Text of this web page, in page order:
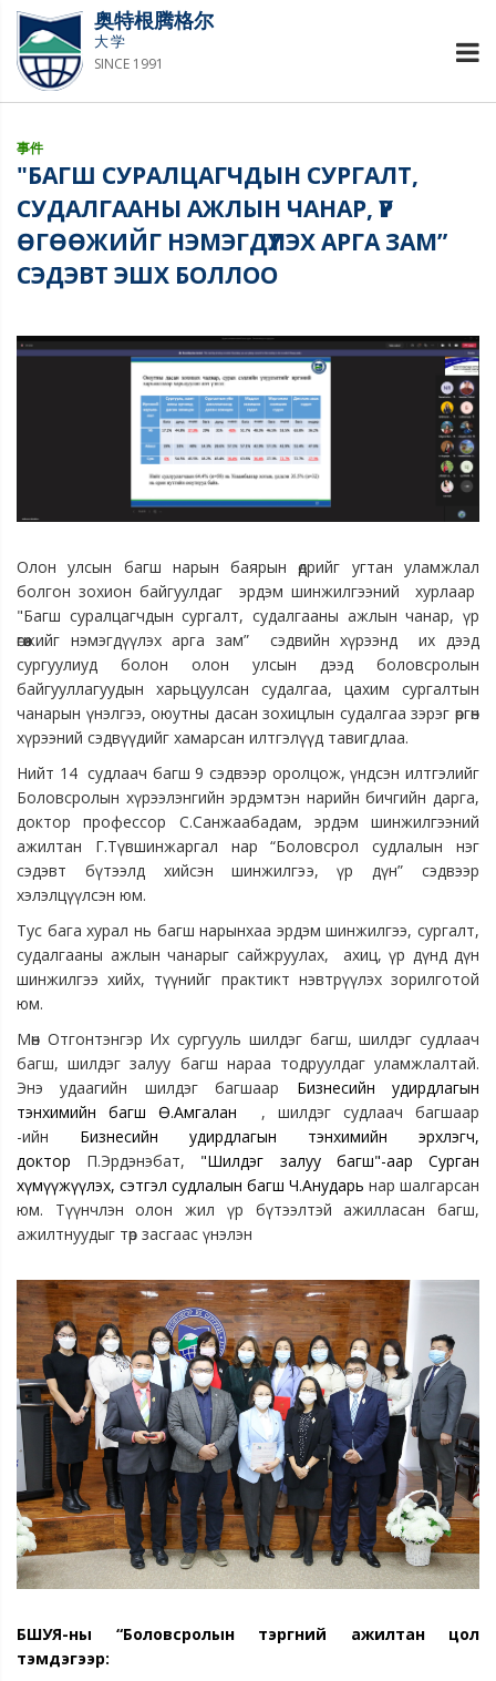
奥特根腾格尔
大学
SINCE 1991
事件
"БАГШ СУРАЛЦАГЧДЫН СУРГАЛТ,
СУДАЛГААНЫ АЖЛЫН ЧАНАР, ҮР
ӨГӨӨЖИЙГ НЭМЭГДҮҮЛЭХ АРГА ЗАМ”
СЭДЭВТ ЭШХ БОЛЛОО
Олон улсын багш нарын баярын өдрийг угтан уламжлал
болгон зохион байгуулдаг эрдэм шинжилгээний хурлаар
"Багш суралцагчдын сургалт, судалгааны ажлын чанар, үр
өгөөжийг нэмэгдүүлэх арга зам” сэдвийн хүрээнд их дээд
сургуулиуд болон олон улсын дээд боловсролын
байгууллагуудын харьцуулсан судалгаа, цахим сургалтын
чанарын үнэлгээ, оюутны дасан зохицлын судалгаа зэрэг өргөн
хүрээний сэдвүүдийг хамарсан илтгэлүүд тавигдлаа.
Нийт 14 судлаач багш 9 сэдвээр оролцож, үндсэн илтгэлийг
Боловсролын хүрээлэнгийн эрдэмтэн нарийн бичгийн дарга,
доктор профессор С.Санжаабадам, эрдэм шинжилгээний
ажилтан Г.Түвшинжаргал нар “Боловсрол судлалын нэг
сэдэвт бүтээлд хийсэн шинжилгээ, үр дүн” сэдвээр
хэлэлцүүлсэн юм.
Тус бага хурал нь багш нарынхаа эрдэм шинжилгээ, сургалт,
судалгааны ажлын чанарыг сайжруулах, ахиц, үр дүнд дүн
шинжилгээ хийх, түүнийг практикт нэвтрүүлэх зорилготой
юм.
Мөн Отгонтэнгэр Их сургууль шилдэг багш, шилдэг судлаач
багш, шилдэг залуу багш нараа тодруулдаг уламжлалтай.
Энэ удаагийн шилдэг багшаар Бизнесийн удирдлагын
тэнхимийн багш Ө.Амгалан , шилдэг судлаач багшаар
-ийн Бизнесийн удирдлагын тэнхимийн эрхлэгч,
доктор П.Эрдэнэбат, "Шилдэг залуу багш"-аар Сурган
хүмүүжүүлэх, сэтгэл судлалын багш Ч.Анударь нар шалгарсан
юм. Түүнчлэн олон жил үр бүтээлтэй ажилласан багш,
ажилтнуудыг төр засгаас үнэлэн
БШУЯ-ны “Боловсролын тэргүүний ажилтан цол
тэмдэгээр: